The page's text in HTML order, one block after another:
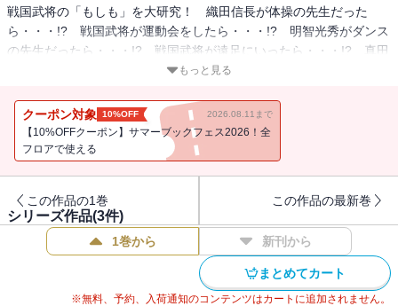
戦国武将の「もしも」を大研究！ 織田信長が体操の先生だった
ら・・・!? 戦国武将が運動会をしたら・・・!? 明智光秀がダンス
の先生だったら・・・!? 戦国武将が遠足にいったら・・・!? 真田
幸村が将棋の先生だったら・・・!? 戦国武将がうんこをふんだ
しろい武将漫才コンビは・・・!? 武田信玄が空手の先生だった
ら・・・!? いちばんオススメの武将の名言は・・・!? 伊達政宗が
習字の先生だったら・・・!?
もっと見る
クーポン対象 10%OFF 2026.08.11まで
【10%OFFクーポン】サマーブックフェス2026！全
フロアで使える
この作品の1巻 この作品の最新巻
シリーズ作品(3件)
1巻から 新刊から
まとめてカート
※無料、予約、入荷通知のコンテンツはカートに追加されません。